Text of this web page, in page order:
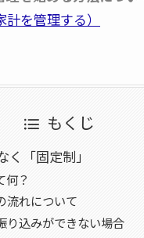
を管理する）
もくじ
「固定制」
何？
流れについて
り込みができない場合